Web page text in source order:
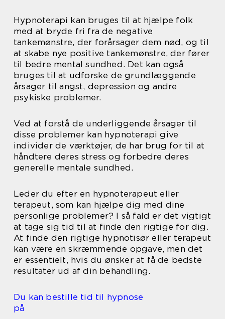
Hypnoterapi kan bruges til at hjælpe folk
med at bryde fri fra de negative
tankemønstre, der forårsager dem nød, og til
at skabe nye positive tankemønstre, der fører
til bedre mental sundhed. Det kan også
bruges til at udforske de grundlæggende
årsager til angst, depression og andre
psykiske problemer.
Ved at forstå de underliggende årsager til
disse problemer kan hypnoterapi give
individer de værktøjer, de har brug for til at
håndtere deres stress og forbedre deres
generelle mentale sundhed.
Leder du efter en hypnoterapeut eller
terapeut, som kan hjælpe dig med dine
personlige problemer? I så fald er det vigtigt
at tage sig tid til at finde den rigtige for dig.
At finde den rigtige hypnotisør eller terapeut
kan være en skræmmende opgave, men det
er essentielt, hvis du ønsker at få de bedste
resultater ud af din behandling.
Du kan bestille tid til hypnose
på